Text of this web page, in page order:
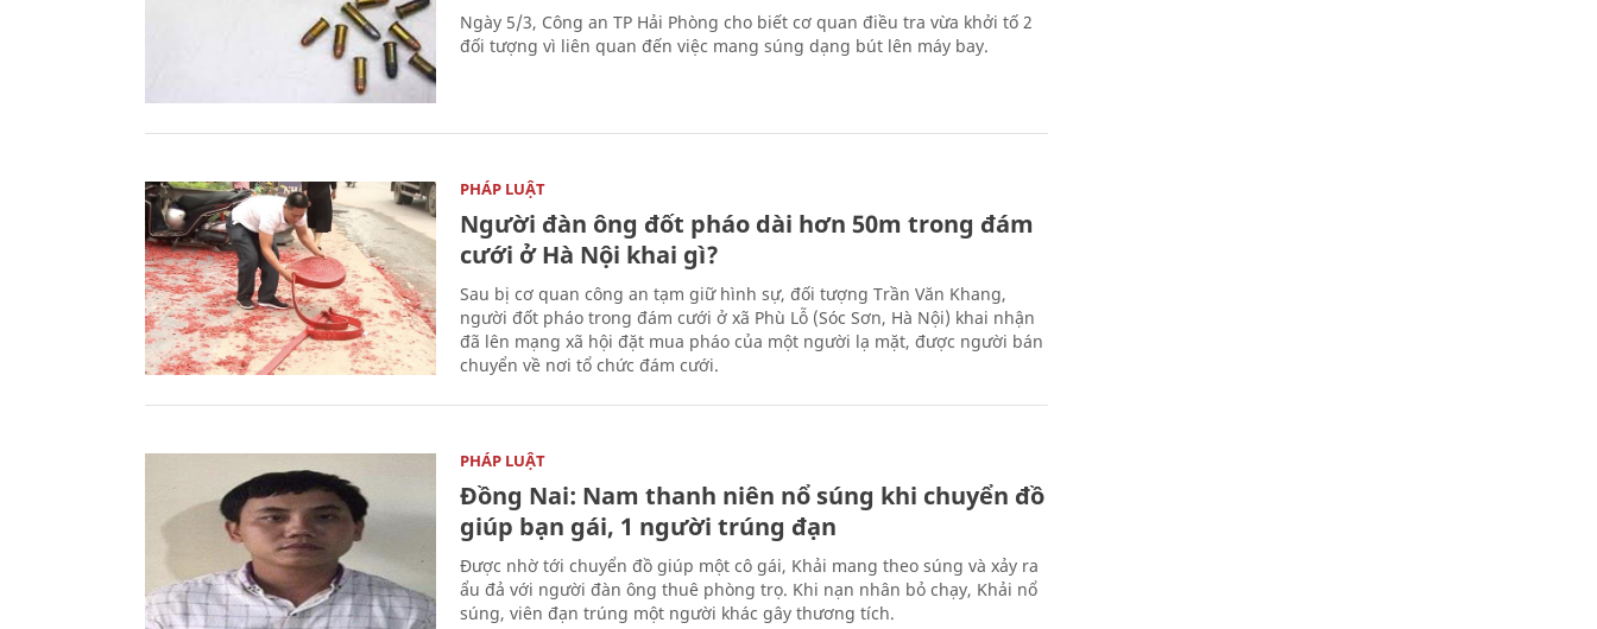
Ngày 5/3, Công an TP Hải Phòng cho biết cơ quan điều tra vừa khởi tố 2
đối tượng vì liên quan đến việc mang súng dạng bút lên máy bay.
PHÁP LUẬT
Người đàn ông đốt pháo dài hơn 50m trong đám
cưới ở Hà Nội khai gì?
Sau bị cơ quan công an tạm giữ hình sự, đối tượng Trần Văn Khang,
người đốt pháo trong đám cưới ở xã Phù Lỗ (Sóc Sơn, Hà Nội) khai nhận
đã lên mạng xã hội đặt mua pháo của một người lạ mặt, được người bán
chuyển về nơi tổ chức đám cưới.
PHÁP LUẬT
Đồng Nai: Nam thanh niên nổ súng khi chuyển đồ
giúp bạn gái, 1 người trúng đạn
Được nhờ tới chuyển đồ giúp một cô gái, Khải mang theo súng và xảy ra
ẩu đả với người đàn ông thuê phòng trọ. Khi nạn nhân bỏ chạy, Khải nổ
súng, viên đạn trúng một người khác gây thương tích.